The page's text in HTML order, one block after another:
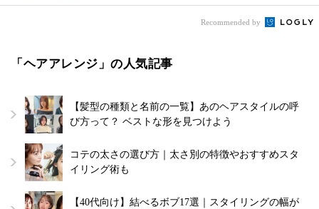
Recommended by
「ヘアアレンジ」の人気記事
【髪型の種類と名前の一覧】あのヘアスタイルの呼
び方って？ ベストな形を見つけよう
コテの太さの選び方｜太さ別の特徴やおすすめスタ
イリング術も
【40代向け】結べるボブ17選｜スタイリングの幅が